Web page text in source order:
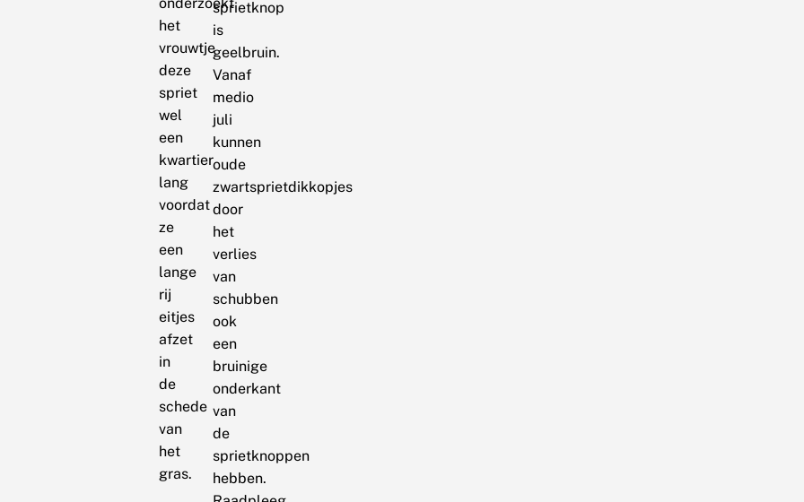
het
vrouwtje
deze
spriet
wel
een
kwartier
lang
voordat
ze
een
lange
rij
eitjes
afzet
in
de
schede
van
het
gras.
sprietknop
is
geelbruin.
Vanaf
medio
juli
kunnen
oude
zwartsprietdikkopjes
door
het
verlies
van
schubben
ook
een
bruinige
onderkant
van
de
sprietknoppen
hebben.